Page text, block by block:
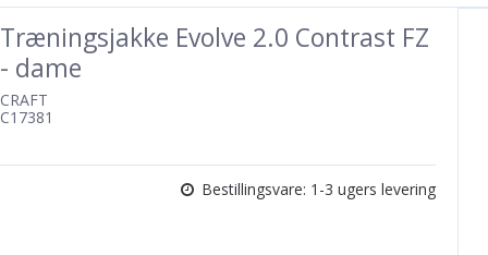
Træningsjakke Evolve 2.0 Contrast FZ
- dame
CRAFT
C17381
Bestillingsvare: 1-3 ugers levering